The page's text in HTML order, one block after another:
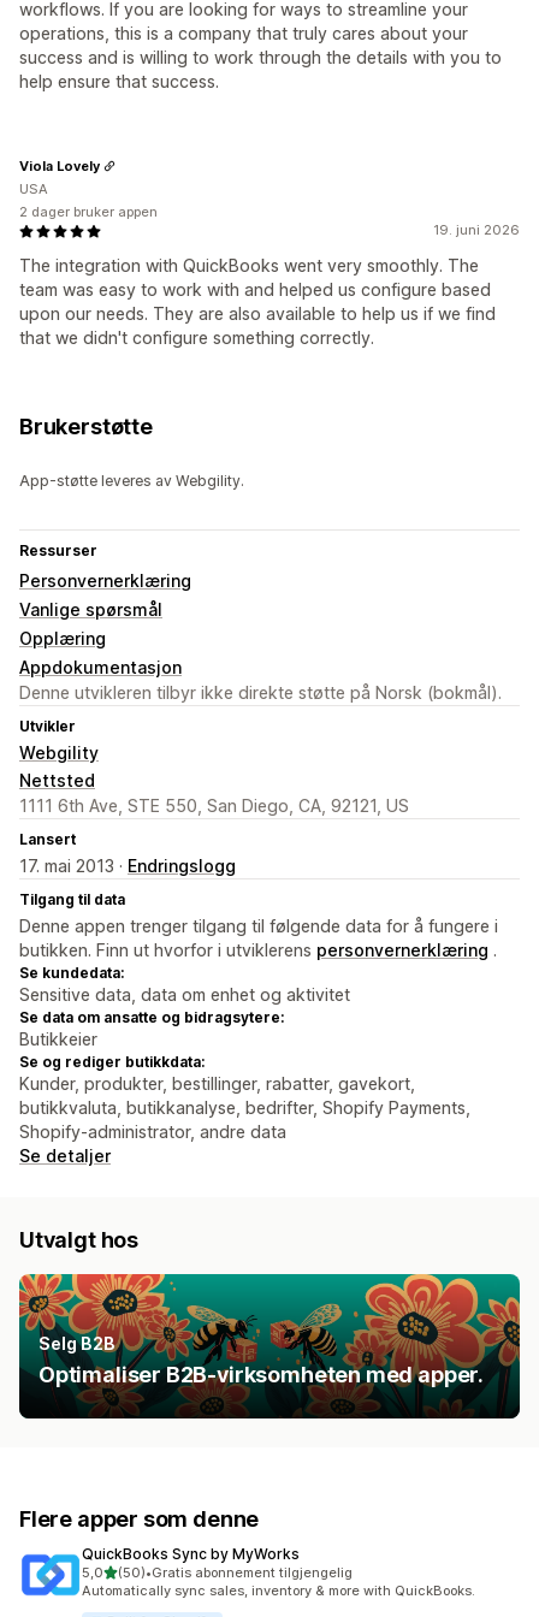
workflows. If you are looking for ways to streamline your
operations, this is a company that truly cares about your
success and is willing to work through the details with you to
help ensure that success.
19. juni 2026
The integration with QuickBooks went very smoothly. The
team was easy to work with and helped us configure based
upon our needs. They are also available to help us if we find
that we didn't configure something correctly.
Viola Lovely
USA
2 dager bruker appen
Brukerstøtte
App-støtte leveres av Webgility.
Ressurser
Personvernerklæring
Vanlige spørsmål
Opplæring
Appdokumentasjon
Denne utvikleren tilbyr ikke direkte støtte på Norsk (bokmål).
Utvikler
Webgility
Nettsted
1111 6th Ave, STE 550, San Diego, CA, 92121, US
Lansert
17. mai 2013 · Endringslogg
Tilgang til data
Denne appen trenger tilgang til følgende data for å fungere i
butikken. Finn ut hvorfor i utviklerens personvernerklæring .
Se kundedata:
Sensitive data, data om enhet og aktivitet
Se data om ansatte og bidragsytere:
Butikkeier
Se og rediger butikkdata:
Kunder, produkter, bestillinger, rabatter, gavekort,
butikkvaluta, butikkanalyse, bedrifter, Shopify Payments,
Shopify-administrator, andre data
Se detaljer
Utvalgt hos
Selg B2B
Optimaliser B2B-virksomheten med apper.
Flere apper som denne
QuickBooks Sync by MyWorks
5,0av 5 stjerner
(50)
Totalt 50 omtaler
•Gratis abonnement tilgjengelig
Automatically sync sales, inventory & more with QuickBooks.